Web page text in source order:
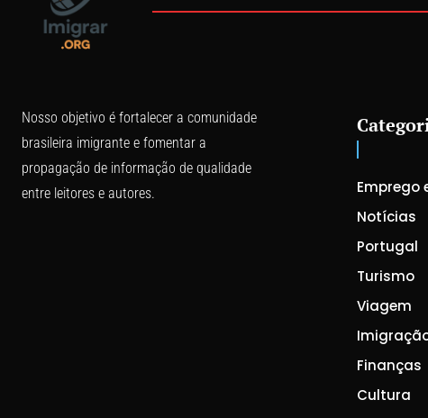
Nosso objetivo é fortalecer a comunidade
brasileira imigrante e fomentar a
propagação de informação de qualidade
entre leitores e autores.
Emprego
Notícias
Portugal
Turismo
Viagem
Finanças
Cultura